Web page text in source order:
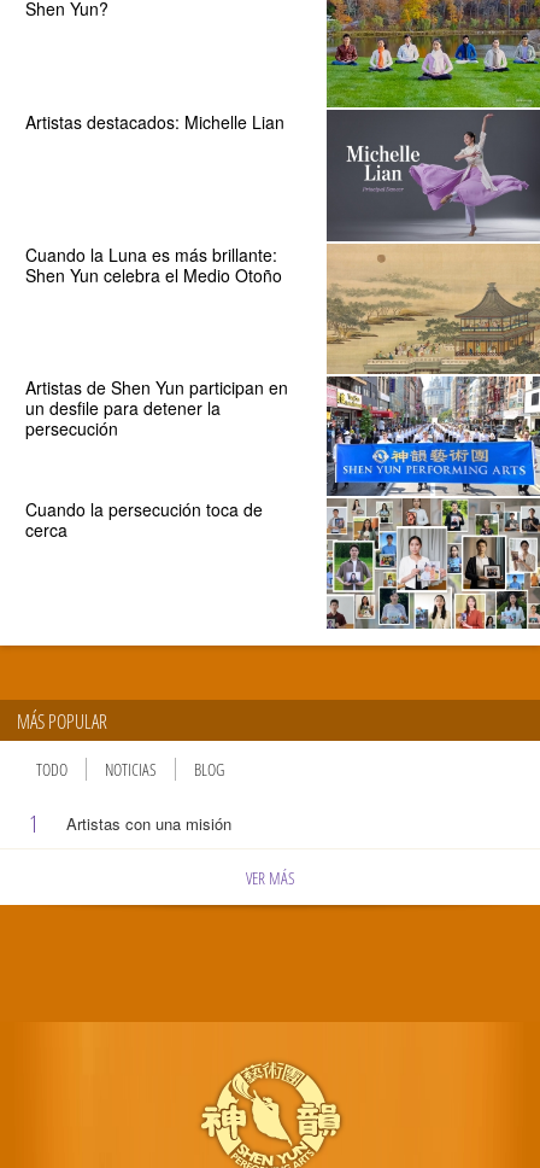
Shen Yun?
Artistas destacados: Michelle Lian
Cuando la Luna es más brillante:
Shen Yun celebra el Medio Otoño
Artistas de Shen Yun participan en
un desfile para detener la
persecución
Cuando la persecución toca de
cerca
MÁS POPULAR
TODO NOTICIAS BLOG
1 Artistas con una misión
VER MÁS